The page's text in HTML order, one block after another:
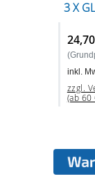
3 X
inkl.
zzgl.
(ab